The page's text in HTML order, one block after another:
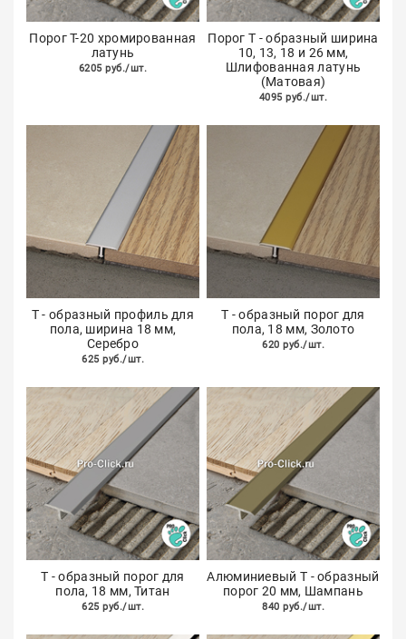
Порог Т-20 хромированная
латунь
6205 руб./шт.
Порог Т - образный ширина
10, 13, 18 и 26 мм,
Шлифованная латунь
(Матовая)
4095 руб./шт.
Т - образный профиль для
пола, ширина 18 мм,
Серебро
625 руб./шт.
Т - образный порог для
пола, 18 мм, Золото
620 руб./шт.
Т - образный порог для
пола, 18 мм, Титан
625 руб./шт.
Алюминиевый Т - образный
порог 20 мм, Шампань
840 руб./шт.